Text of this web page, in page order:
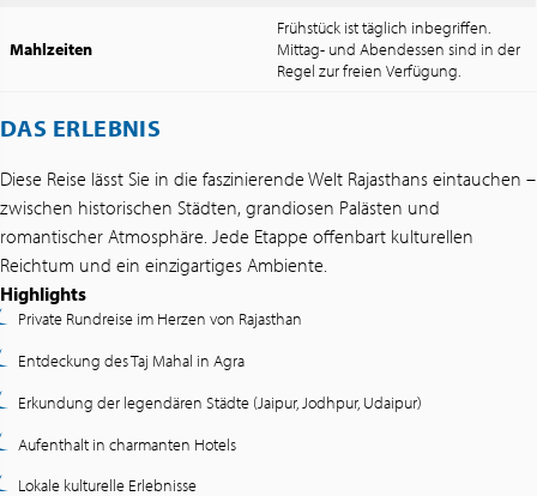
Mahlzeiten
Frühstück ist täglich inbegriffen.
Mittag- und Abendessen sind in der
Regel zur freien Verfügung.
DAS ERLEBNIS
Diese Reise lässt Sie in die faszinierende Welt Rajasthans eintauchen –
zwischen historischen Städten, grandiosen Palästen und
romantischer Atmosphäre. Jede Etappe offenbart kulturellen
Reichtum und ein einzigartiges Ambiente.
Highlights
Private Rundreise im Herzen von Rajasthan
Entdeckung des Taj Mahal in Agra
Erkundung der legendären Städte (Jaipur, Jodhpur, Udaipur)
Aufenthalt in charmanten Hotels
Lokale kulturelle Erlebnisse